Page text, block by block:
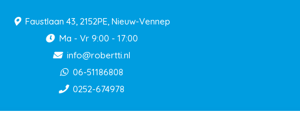
Faustlaan 43, 2152PE, Nieuw-Vennep
Ma - Vr 9:00 - 17:00
info@robertti.nl
06-51186808
0252-674978